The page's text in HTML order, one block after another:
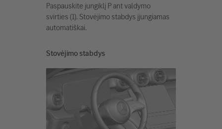
Paspauskite jungiklį P ant valdymo
svirties (1). Stovėjimo stabdys įjungiamas
automatiškai.
Stovėjimo stabdys